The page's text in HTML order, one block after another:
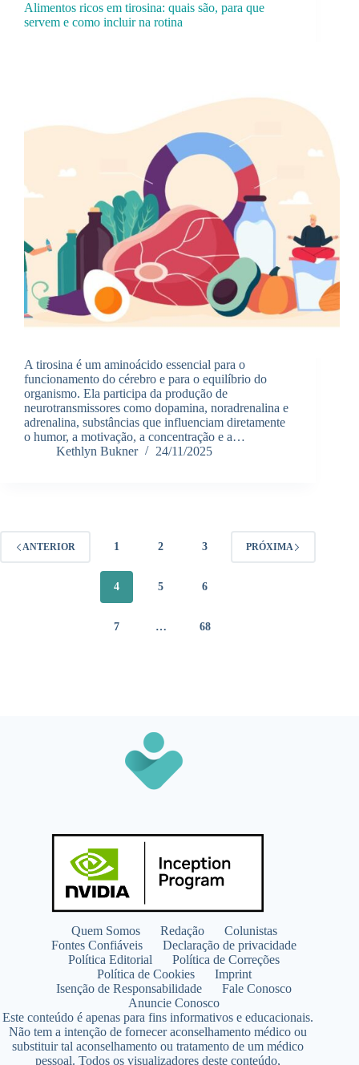
Alimentos ricos em tirosina: quais são, para que
servem e como incluir na rotina
A tirosina é um aminoácido essencial para o
funcionamento do cérebro e para o equilíbrio do
organismo. Ela participa da produção de
neurotransmissores como dopamina, noradrenalina e
adrenalina, substâncias que influenciam diretamente
o humor, a motivação, a concentração e a…
Kethlyn Bukner
24/11/2025
ANTERIOR 1 2 3
4 5 6
7 … 68
PRÓXIMA
Quem Somos Redação
Colunistas
Fontes Confiáveis
Declaração de privacidade
Política Editorial
Política de Correções
Política de Cookies
Imprint
Isenção de Responsabilidade
Fale Conosco
Anuncie Conosco
Este conteúdo é apenas para fins informativos e educacionais.
Não tem a intenção de fornecer aconselhamento médico ou
substituir tal aconselhamento ou tratamento de um médico
pessoal. Todos os visualizadores deste conteúdo,